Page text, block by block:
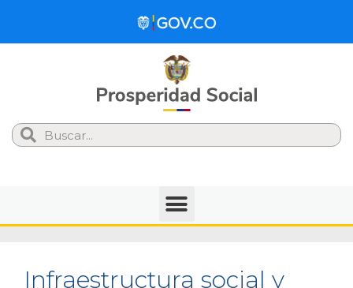
Search
Infraestructura social y